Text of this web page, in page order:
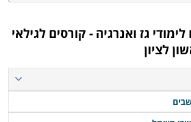
השימוש בחום השיורי בהפקתו מאפשר ניצול של עד 90%,
35% למשל במקרה של שימוש בפחם, דבר המייעל
מלבד אלו, מדובר באנרגיה ירוקה הרבה
בגז שימוש מוקפד ואחראי, כך שאינו
הפתוח. כל עוד מתבצעים כל התהליכים
אנרגיית הגז לנזק סביבתי נמוך בהרבה
לימודי גז ואנרגיה - קורסים לגילאי